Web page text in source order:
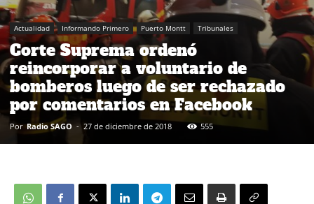
Actualidad Informando Primero Puerto Montt Tribunales
Corte Suprema ordenó
reincorporar a voluntario de
bomberos luego de ser rechazado
por comentarios en Facebook
Por Radio SAGO - 27 de diciembre de 2018 555